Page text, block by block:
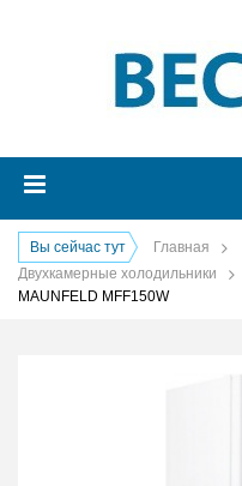
Вы сейчас тут Главная
Двухкамерные холодильники
MAUNFELD MFF150W